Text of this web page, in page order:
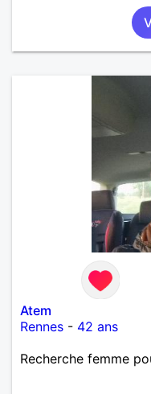
Atem
Rennes - 42 ans
Recherche femme